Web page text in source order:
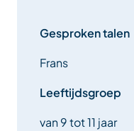
Gesproken talen
Frans
Leeftijdsgroep
van 9 tot 11 jaar